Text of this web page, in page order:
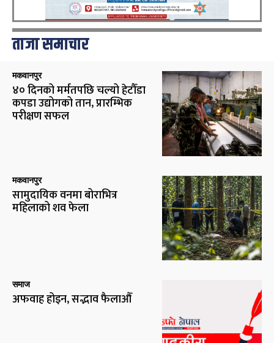
ताजा समाचार
मकवानपुर
४० दिनको मर्मतपछि चल्यो हेटौँडा
कपडा उद्योगको तान, प्रारम्भिक
परीक्षण सफल
मकवानपुर
सामुदायिक वनमा बोराभित्र
महिलाको शव फेला
समाज
अफवाह होइन, सद्भाव फैलाऔँ